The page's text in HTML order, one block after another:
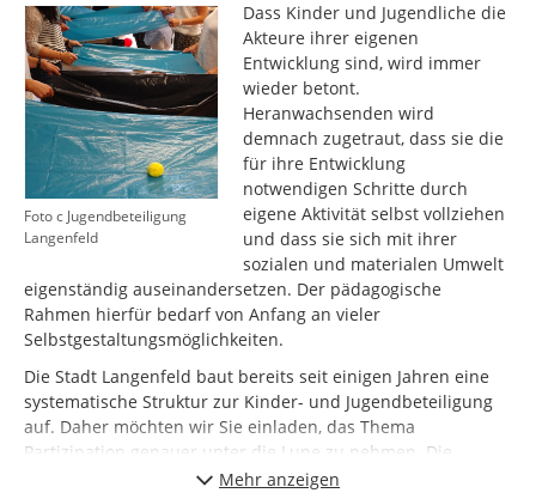
Foto c Jugendbeteiligung
Langenfeld
Dass Kinder und Jugendliche die
Akteure ihrer eigenen
Entwicklung sind, wird immer
wieder betont.
Heranwachsenden wird
demnach zugetraut, dass sie die
für ihre Entwicklung
notwendigen Schritte durch
eigene Aktivität selbst vollziehen
und dass sie sich mit ihrer
sozialen und materialen Umwelt
eigenständig auseinandersetzen. Der pädagogische
Rahmen hierfür bedarf von Anfang an vieler
Selbstgestaltungsmöglichkeiten.
Die Stadt Langenfeld baut bereits seit einigen Jahren eine
systematische Struktur zur Kinder- und Jugendbeteiligung
auf. Daher möchten wir Sie einladen, das Thema
Partizipation genauer unter die Lupe zu nehmen. Die
Grundlagen von Teilhabe, Mit- und Selbstbestimmung
Mehr anzeigen